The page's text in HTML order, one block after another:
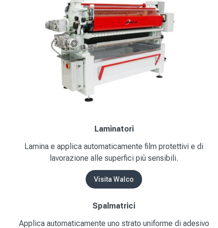
Laminatori
Lamina e applica automaticamente film protettivi e di
lavorazione alle superfici più sensibili.
Visita Walco
Spalmatrici
Applica automaticamente uno strato uniforme di adesivo